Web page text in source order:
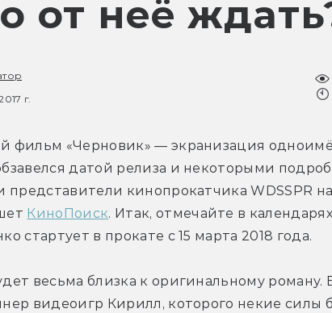
от неё
г.
фильм «Черновик» — экранизация
датой релиза и некоторыми
представители кинопрокатчика WDSSPR
КиноПоиск. Итак, отмечайте в
стартует в прокате с 15 марта 2018 года.
весьма близка к оригинальному роману.
видеоигр Кирилл, которого некие силы